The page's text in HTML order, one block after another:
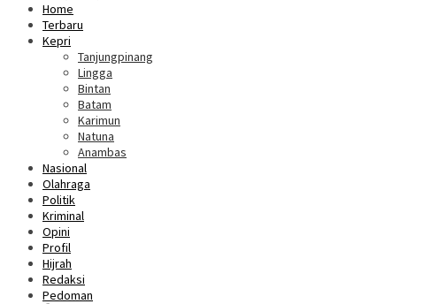
Home
Terbaru
Kepri
Tanjungpinang
Lingga
Bintan
Batam
Karimun
Natuna
Anambas
Nasional
Olahraga
Politik
Kriminal
Opini
Profil
Hijrah
Redaksi
Pedoman